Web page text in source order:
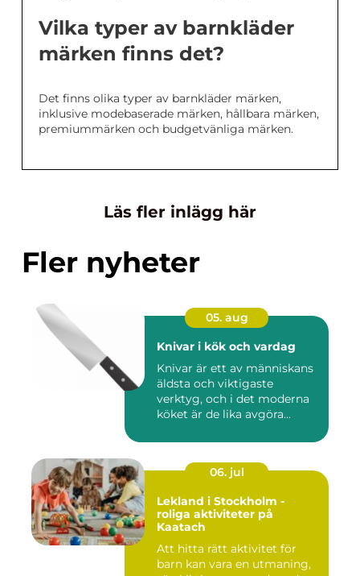
Vilka typer av barnkläder
märken finns det?
Det finns olika typer av barnkläder märken,
inklusive modebaserade märken, hållbara märken,
premiummärken och budgetvänliga märken.
Läs fler inlägg här
Fler nyheter
05. aug
Knivar i kök och vardag
Knivar är ett av människans
äldsta och viktigaste
verktyg, och i det moderna
köket är de lika avgöra...
06. jul
Lekland i Stockholm -
roliga aktiviteter på
Kaatach
Att hitta rätt aktivitet för
barn kan vara en utmaning,